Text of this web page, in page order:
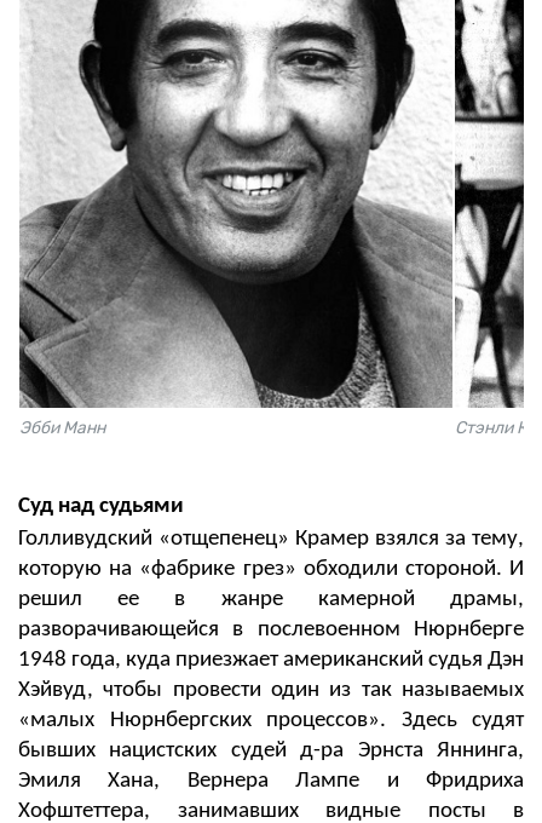
Эбби Манн Стэнли
Суд над судьями
Голливудский «отщепенец» Крамер взялся за тему,
которую на «фабрике грез» обходили стороной. И
решил ее в жанре камерной драмы,
разворачивающейся в послевоенном Нюрнберге
1948 года, куда приезжает американский судья Дэн
Хэйвуд, чтобы провести один из так называемых
«малых Нюрнбергских процессов». Здесь судят
бывших нацистских судей д-ра Эрнста Яннинга,
Эмиля Хана, Вернера Лампе и Фридриха
Хофштеттера, занимавших видные посты в